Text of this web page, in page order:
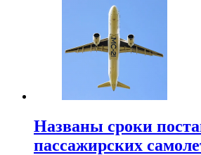
Названы сроки
пассажирских